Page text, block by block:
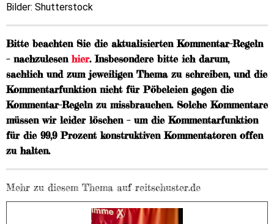
Bilder: Shutterstock
Bitte beachten Sie die aktualisierten Kommentar-Regeln
– nachzulesenhier. Insbesondere bitte ich darum,
sachlich und zum jeweiligen Thema zu schreiben, und die
Kommentarfunktion nicht für Pöbeleien gegen die
Kommentar-Regeln zu missbrauchen. Solche Kommentare
müssen wir leider löschen – um die Kommentarfunktion
für die 99,9 Prozent konstruktiven Kommentatoren offen
zu halten.
Mehr zu diesem Thema auf reitschuster.de